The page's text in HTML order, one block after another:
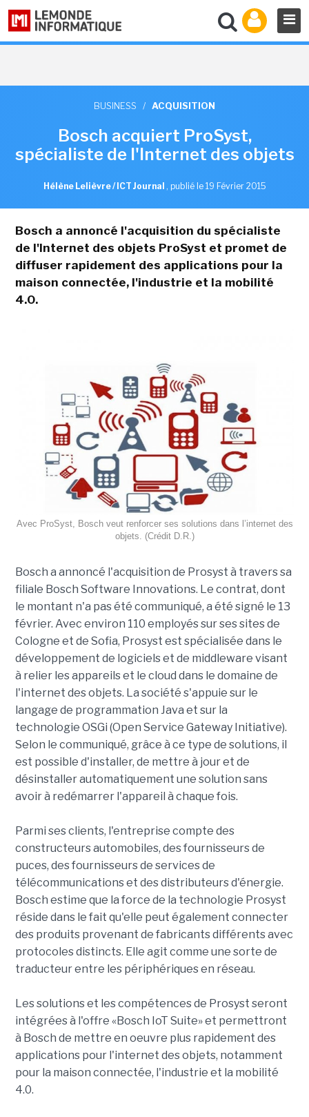
BUSINESS / ACQUISITION
Bosch acquiert ProSyst,
spécialiste de l'Internet des objets
Hélène Lelièvre / ICT Journal , publié le 19 Février 2015
Bosch a annoncé l'acquisition du spécialiste
de l'Internet des objets ProSyst et promet de
diffuser rapidement des applications pour la
maison connectée, l'industrie et la mobilité
4.0.
Avec ProSyst, Bosch veut renforcer ses solutions dans l’internet des
objets. (Crédit D.R.)
Bosch a annoncé l'acquisition de Prosyst à travers sa
filiale Bosch Software Innovations. Le contrat, dont
le montant n'a pas été communiqué, a été signé le 13
février. Avec environ 110 employés sur ses sites de
Cologne et de Sofia, Prosyst est spécialisée dans le
développement de logiciels et de middleware visant
à relier les appareils et le cloud dans le domaine de
l'internet des objets. La société s'appuie sur le
langage de programmation Java et sur la
technologie OSGi (Open Service Gateway Initiative).
Selon le communiqué, grâce à ce type de solutions, il
est possible d'installer, de mettre à jour et de
désinstaller automatiquement une solution sans
avoir à redémarrer l'appareil à chaque fois.
Parmi ses clients, l'entreprise compte des
constructeurs automobiles, des fournisseurs de
puces, des fournisseurs de services de
télécommunications et des distributeurs d'énergie.
Bosch estime que la force de la technologie Prosyst
réside dans le fait qu'elle peut également connecter
des produits provenant de fabricants différents avec
protocoles distincts. Elle agit comme une sorte de
traducteur entre les périphériques en réseau.
Les solutions et les compétences de Prosyst seront
intégrées à l'offre «Bosch IoT Suite» et permettront
à Bosch de mettre en oeuvre plus rapidement des
applications pour l'internet des objets, notamment
pour la maison connectée, l'industrie et la mobilité
4.0.